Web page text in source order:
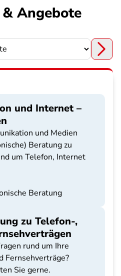
Angebote
und Internet –
und Medien
Beratung zu
um Telefon, Internet
Beratung
zu Telefon-,
rund um Ihre
Fernsehverträge?
Sie gerne.